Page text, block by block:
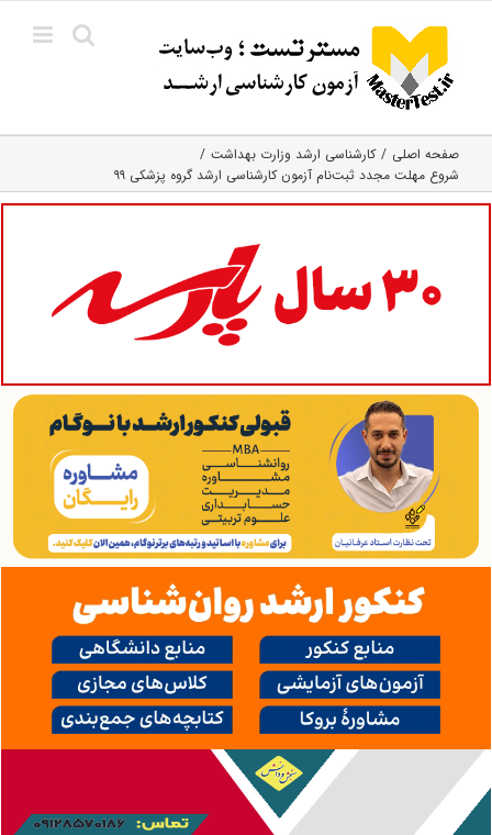
content
صفحه اصلی
کارشناسی ارشد وزارت بهداشت
شروع مهلت مجدد ثبت‌نام آزمون کارشناسی ارشد گروه پزشکی ۹۹